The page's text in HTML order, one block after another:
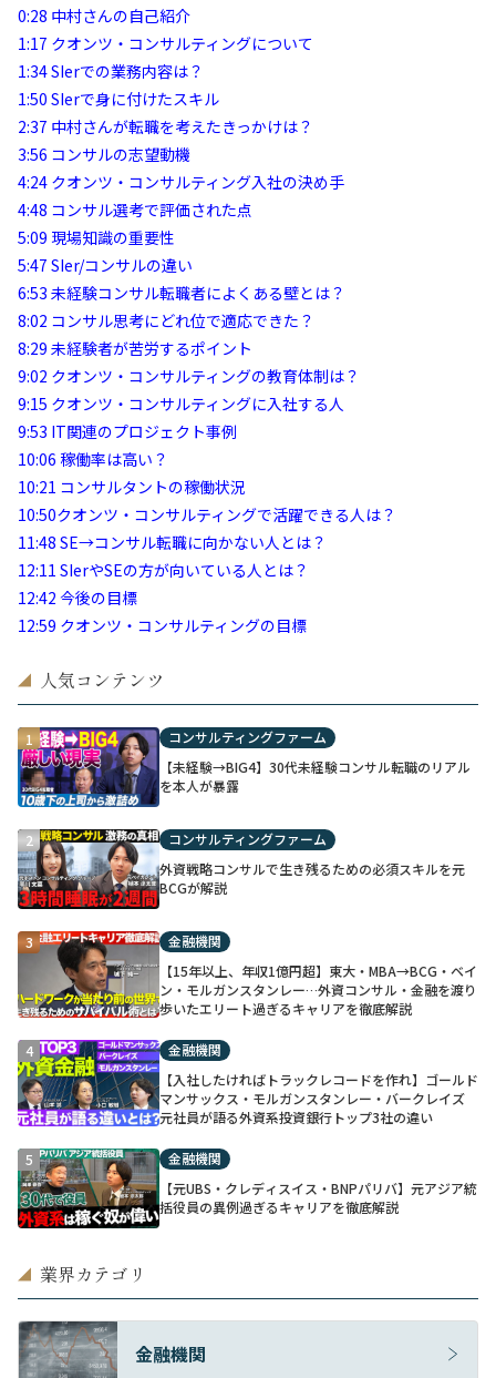
0:28 中村さんの自己紹介
1:17 クオンツ・コンサルティングについて
1:34SIerでの業務内容は？
1:50 SIerで身に付けたスキル
2:37 中村さんが転職を考えたきっかけは？
3:56 コンサルの志望動機
4:24 クオンツ・コンサルティング入社の決め手
4:48 コンサル選考で評価された点
5:09 現場知識の重要性
5:47 SIer/コンサルの違い
6:53 未経験コンサル転職者によくある壁とは？
8:02 コンサル思考にどれ位で適応できた？
8:29 未経験者が苦労するポイント
9:02 クオンツ・コンサルティングの教育体制は？
9:15 クオンツ・コンサルティングに入社する人
9:53 IT関連のプロジェクト事例
10:06 稼働率は高い？
10:21 コンサルタントの稼働状況
10:50クオンツ・コンサルティングで活躍できる人は？
11:48 SE→コンサル転職に向かない人とは？
12:11 SIerやSEの方が向いている人とは？
12:42 今後の目標
12:59 クオンツ・コンサルティングの目標
◢ 人気コンテンツ
1
コンサルティングファーム
【未経験→BIG4】30代未経験コンサル転職のリアル
を本人が暴露
2
コンサルティングファーム
外資戦略コンサルで生き残るための必須スキルを元
BCGが解説
3
金融機関
【15年以上、年収1億円超】東大・MBA→BCG・ベイ
ン・モルガンスタンレー…外資コンサル・金融を渡り
歩いたエリート過ぎるキャリアを徹底解説
4
金融機関
【入社したければトラックレコードを作れ】ゴールド
マンサックス・モルガンスタンレー・バークレイズ
元社員が語る外資系投資銀行トップ3社の違い
5
金融機関
【元UBS・クレディスイス・BNPパリバ】元アジア統
括役員の異例過ぎるキャリアを徹底解説
◢ 業界カテゴリ
金融機関